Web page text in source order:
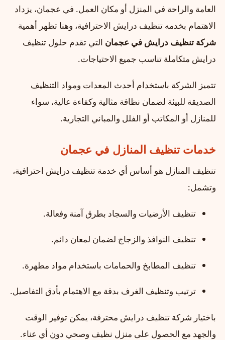
العامة والراحة في المنزل أو مكان العمل. في عجمان، يزداد
الاهتمام بخدمه تنظيف درايش الاحترافية، وهنا تظهر أهمية
شركة تنظيف درايش في عجمان التي تقدم حلول تنظيف
درايش متكاملة تناسب جميع الاحتياجات.
تتميز الشركة باستخدام أحدث المعدات ومواد التنظيف
الصديقة للبيئة لضمان نظافة مثالية وكفاءة عالية، سواء
للمنازل أو المكاتب أو الفلل والمباني التجارية.
خدمات تنظيف المنازل في عجمان
تنظيف المنازل هو أساس أي خدمة تنظيف درايش احترافية،
وتشمل:
تنظيف الأرضيات والسجاد بطرق آمنة وفعالة.
تنظيف النوافذ والزجاج لضمان لمعان دائم.
تنظيف المطابخ والحمامات باستخدام مواد مطهرة.
ترتيب وتنظيف الغرف بدقة مع الاهتمام بأدق التفاصيل.
باختيار شركة تنظيف درايش محترفة، يمكن توفير الوقت
والجهد مع الحصول على منزل نظيف وصحي دون أي عناء.